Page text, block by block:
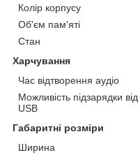
Колір корпусу
Об'єм пам'яті
Стан
Харчування
Час відтворення аудіо
Можливість підзарядки від
USB
Габаритні розміри
Ширина